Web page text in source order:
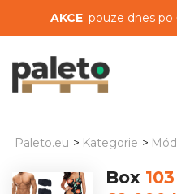
AKCE: pouze dnes po
Paleto.eu > Kategorie >
Box